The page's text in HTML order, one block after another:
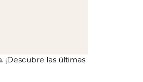
las últimas